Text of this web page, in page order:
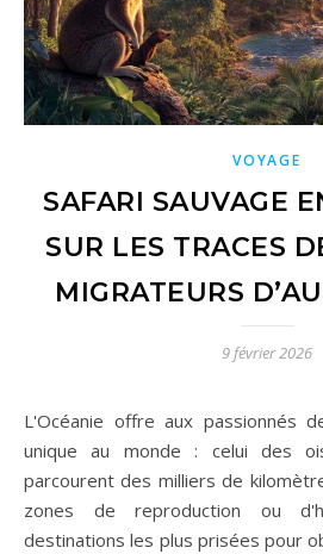
VOYAGE
SAFARI SAUVAGE
SUR LES TRACES
MIGRATEURS
9 février 2026
L'Océanie offre aux passionnés
unique au monde : celui des
parcourent des milliers de
zones de reproduction ou
destinations les plus prisées pour